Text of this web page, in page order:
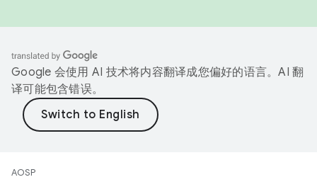
Google 会使用 AI 技术将内容翻译成您偏好的语言。AI 翻
译可能包含错误。
AOSP